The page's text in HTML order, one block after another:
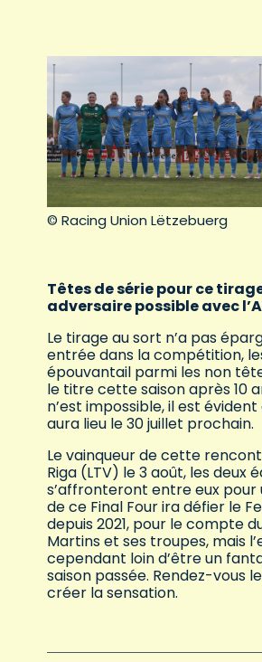
© Racing Union Lëtzebuerg
Têtes de série pour ce
adversaire possible avec
Le tirage au sort n’a pas
entrée dans la compétition,
épouvantail parmi les non
le titre cette saison après 10
n’est impossible, il est
aura lieu le 30 juillet prochain.
Le vainqueur de cette
Riga (LTV) le 3 août, les
s’affronteront entre eux pour
de ce Final Four ira défier le
depuis 2021, pour le compte
Martins et ses troupes, mais
cependant loin d’être un
saison passée. Rendez-vous
créer la sensation.